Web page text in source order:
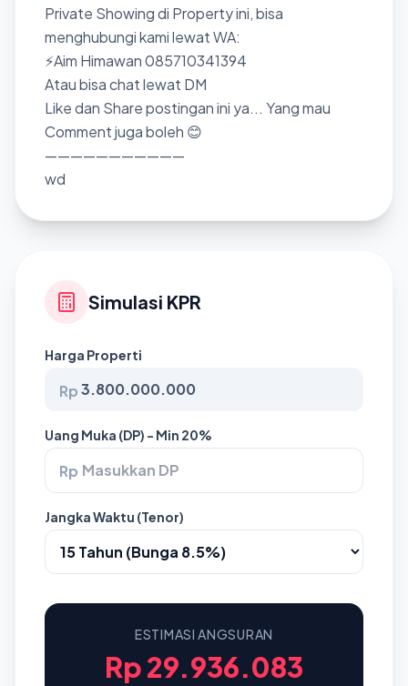
Private Showing di Property ini, bisa
menghubungi kami lewat WA:
⚡Aim Himawan 085710341394
Atau bisa chat lewat DM
Like dan Share postingan ini ya... Yang mau
Comment juga boleh 😊
———————————
wd
Simulasi KPR
Harga Properti
Rp
Uang Muka (DP) - Min 20%
Rp
Jangka Waktu (Tenor)
ESTIMASI ANGSURAN
Rp 29.936.083